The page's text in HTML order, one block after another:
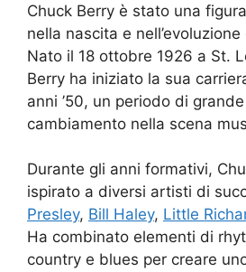
Chuck Berry è stato una
nella nascita e nell’evoluzione
Nato il 18 ottobre 1926 a St.
Berry ha iniziato la sua
anni ’50, un periodo di
cambiamento nella scena
Durante gli anni formativi,
ispirato a diversi artisti di
Presley, Bill Haley, Little
Ha combinato elementi di
country e blues per creare